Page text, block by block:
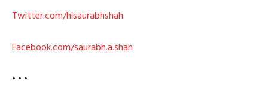
Twitter.com/hisaurabhshah
Facebook.com/saurabh.a.shah
• • •